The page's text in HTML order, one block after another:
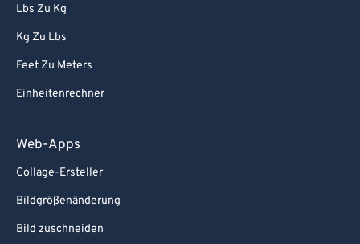
Lbs Zu Kg
Kg Zu Lbs
Feet Zu Meters
Einheitenrechner
Web-Apps
Collage-Ersteller
Bildgrößenänderung
Bild zuschneiden